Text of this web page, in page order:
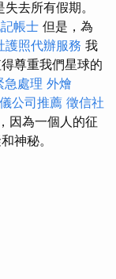
去所有假期。
帳士 但是，為
護照代辦服務 我
尊重我們星球的
急處理 外燴
公司推薦 徵信社
因為一個人的征
神秘。